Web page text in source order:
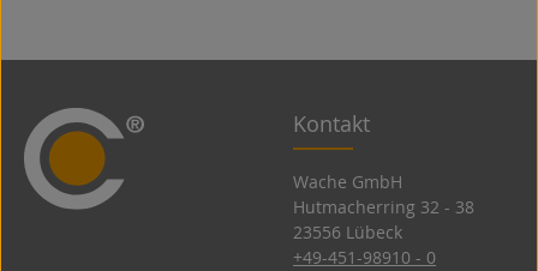
Kontakt
Wache GmbH
Hutmacherring 32 ­- 38
23556 Lübeck
+49-451-98910 - 0